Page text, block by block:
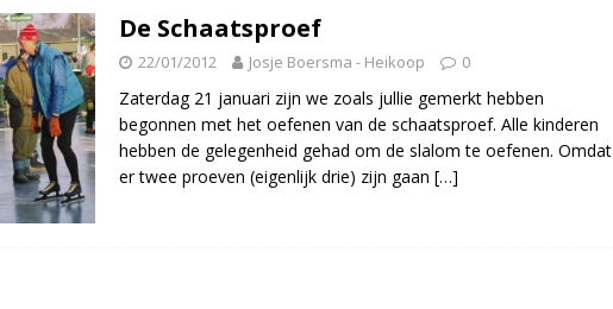
De Schaatsproef
22/01/2012 Josje Boersma - Heikoop 0
Zaterdag 21 januari zijn we zoals jullie gemerkt hebben
begonnen met het oefenen van de schaatsproef. Alle kinderen
hebben de gelegenheid gehad om de slalom te oefenen. Omdat
er twee proeven (eigenlijk drie) zijn gaan […]